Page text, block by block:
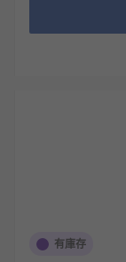
有庫存